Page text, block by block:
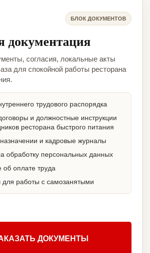
БЛОК ДОКУМЕНТОВ
документация
согласия, локальные акты
для спокойной работы ресторана
трудового распорядка
и должностные инструкции
ресторана быстрого питания
и кадровые журналы
обработку персональных данных
об оплате труда
для работы с самозанятыми
ДОКУМЕНТЫ